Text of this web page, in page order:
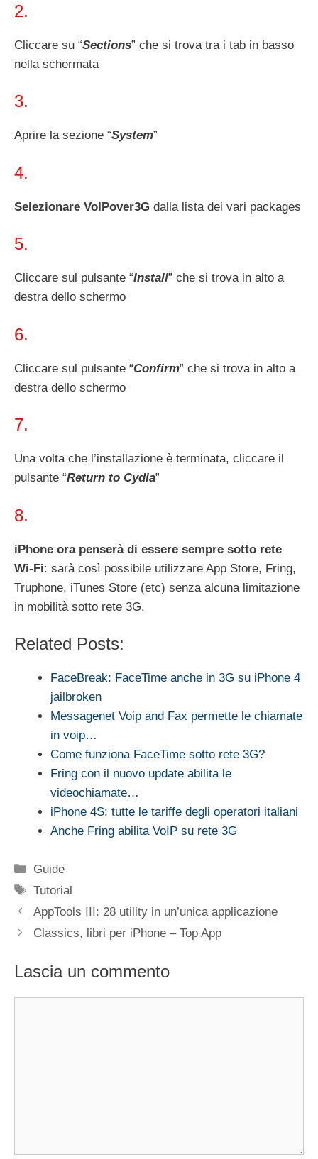
2.
Cliccare su “Sections” che si trova tra i tab in basso
nella schermata
3.
Aprire la sezione “System”
4.
Selezionare VoIPover3G dalla lista dei vari packages
5.
Cliccare sul pulsante “Install” che si trova in alto a
destra dello schermo
6.
Cliccare sul pulsante “Confirm” che si trova in alto a
destra dello schermo
7.
Una volta che l’installazione è terminata, cliccare il
pulsante “Return to Cydia”
8.
iPhone ora penserà di essere sempre sotto rete
Wi-Fi: sarà così possibile utilizzare App Store, Fring,
Truphone, iTunes Store (etc) senza alcuna limitazione
in mobilità sotto rete 3G.
Related Posts:
FaceBreak: FaceTime anche in 3G su iPhone 4
jailbroken
Messagenet Voip and Fax permette le chiamate
in voip…
Come funziona FaceTime sotto rete 3G?
Fring con il nuovo update abilita le
videochiamate…
iPhone 4S: tutte le tariffe degli operatori italiani
Anche Fring abilita VoIP su rete 3G
Categorie
Guide
Tag
Tutorial
AppTools III: 28 utility in un’unica applicazione
Classics, libri per iPhone – Top App
Lascia un commento